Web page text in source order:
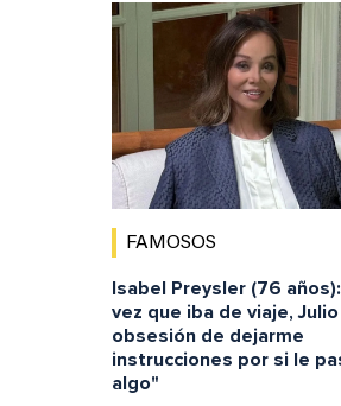
FAMOSOS
Isabel Preysler (76
vez que iba de viaje,
obsesión de dejarme
instrucciones por si le
algo"